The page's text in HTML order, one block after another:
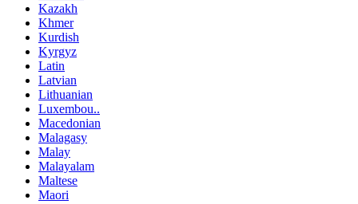
Kazakh
Khmer
Kurdish
Kyrgyz
Latin
Latvian
Lithuanian
Luxembou..
Macedonian
Malagasy
Malay
Malayalam
Maltese
Maori